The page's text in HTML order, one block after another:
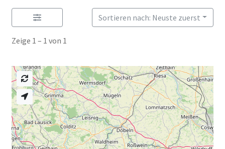
Dashboard
Datenschutz
Directory
Eintrag hinzufügen
eventnetz
Impressum
Zeige 1 – 1 von 1
Sortieren nach: Neuste zuerst